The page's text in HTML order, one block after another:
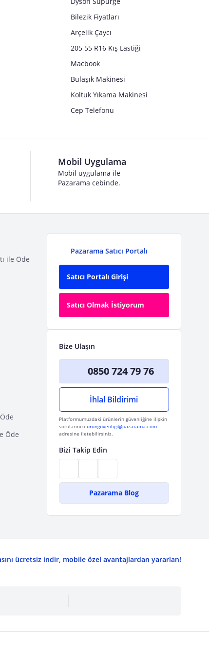
Bilezik Fiyatları
Arçelik Çaycı
205 55 R16 Kış Lastiği
Macbook
Bulaşık Makinesi
Koltuk Yıkama Makinesi
Cep Telefonu
Mobil Uygulama
Mobil uygulama ile
Pazarama cebinde.
ile Öde
Öde
Pazarama Satıcı Portalı
Satıcı Portalı Girişi
Satıcı Olmak İstiyorum
Bize Ulaşın
0850 724 79 76
İhlal Bildirimi
Platformumuzdaki ürünlerin güvenliğine ilişkin
sorularınızı urunguvenligi@pazarama.com
adresine iletebilirsiniz.
Bizi Takip Edin
Pazarama Blog
ücretsiz indir, mobile özel avantajlardan yararlan!